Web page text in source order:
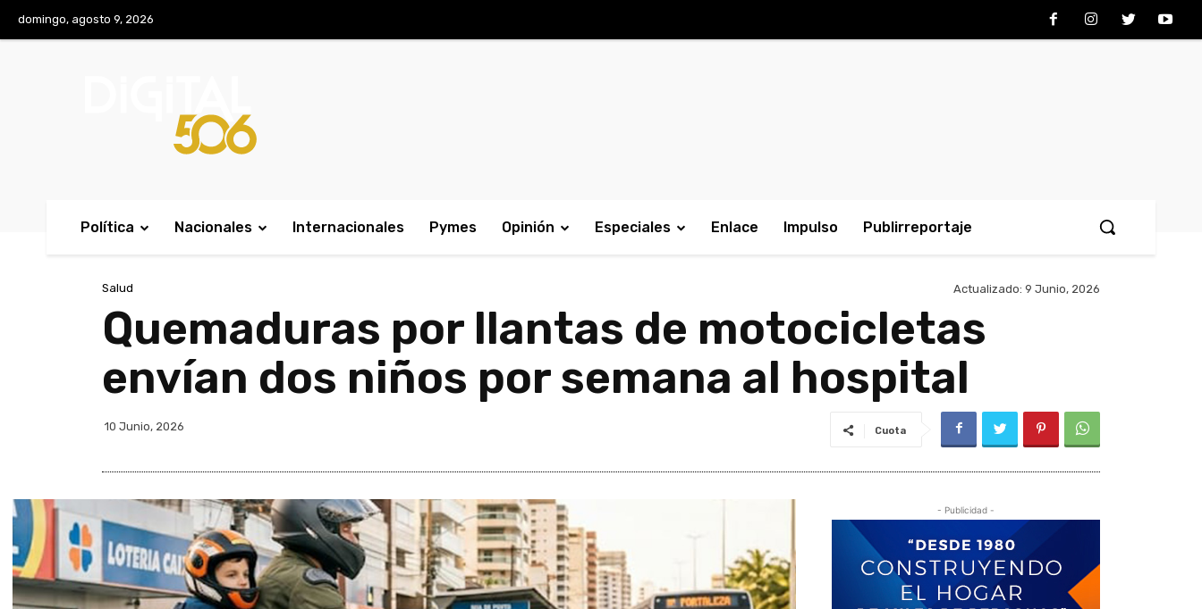
domingo, agosto 9, 2026
Política Nacionales Internacionales Pymes Opinión Especiales Enlace Impulso Publirreportaje
Salud Actualizado: 9 Junio, 2026
Quemaduras por llantas de motocicletas
envían dos niños por semana al hospital
10 Junio, 2026 Cuota
- Publicidad -